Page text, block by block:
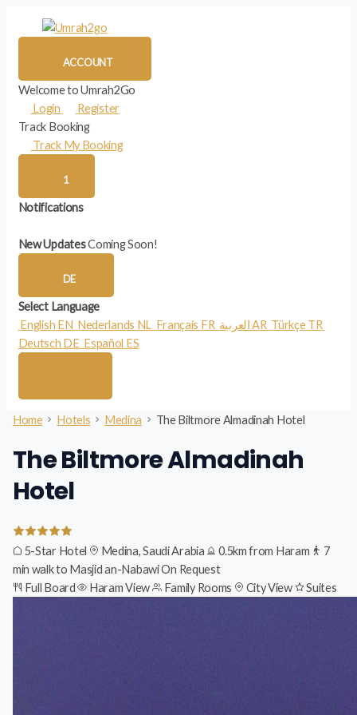
ACCOUNT
Welcome to Umrah2Go
Login
Register
Track Booking
Track My Booking
1
Notifications
New UpdatesComing Soon!
DE
Select Language
English EN Nederlands NL Français FR العربية AR Türkçe TR
Deutsch DE Español ES
Home Hotels Medina The Biltmore Almadinah Hotel
The Biltmore Almadinah
Hotel
5-Star Hotel Medina, Saudi Arabia 0.5km from Haram
7
min walk to Masjid an-NabawiOn Request
Full Board
Haram View Family Rooms City View Suites